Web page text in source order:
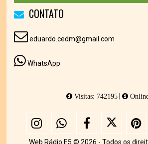
CONTATO
eduardo.cedm@gmail.com
WhatsApp
Visitas: 742195 |
Web Rádio E5 © 2026 - Todos os